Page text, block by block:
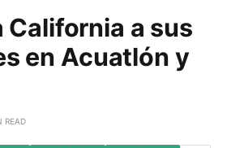
California a sus
en Acuatlón y
READ